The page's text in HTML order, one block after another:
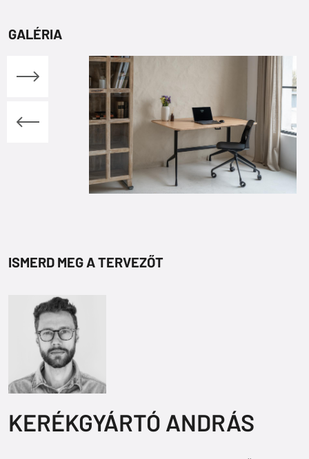
GALÉRIA
ISMERD MEG A TERVEZŐT
KERÉKGYÁRTÓ ANDRÁS